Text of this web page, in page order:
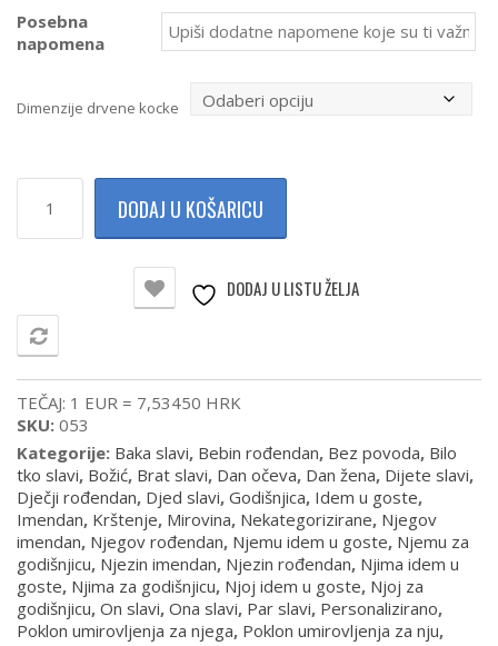
Posebna
napomena
Dimenzije drvene kocke
kocka
količina
DODAJ U KOŠARICU
DODAJ U LISTU ŽELJA
TEČAJ: 1 EUR = 7,53450 HRK
SKU: 053
Kategorije: Baka slavi, Bebin rođendan, Bez povoda, Bilo
tko slavi, Božić, Brat slavi, Dan očeva, Dan žena, Dijete slavi,
Dječji rođendan, Djed slavi, Godišnjica, Idem u goste,
Imendan, Krštenje, Mirovina, Nekategorizirane, Njegov
imendan, Njegov rođendan, Njemu idem u goste, Njemu za
godišnjicu, Njezin imendan, Njezin rođendan, Njima idem u
goste, Njima za godišnjicu, Njoj idem u goste, Njoj za
godišnjicu, On slavi, Ona slavi, Par slavi, Personalizirano,
Poklon umirovljenja za njega, Poklon umirovljenja za nju,